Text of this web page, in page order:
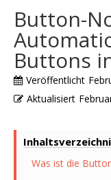
Button-
Buttons
Veröffentlicht
Aktualisiert
Was ist die